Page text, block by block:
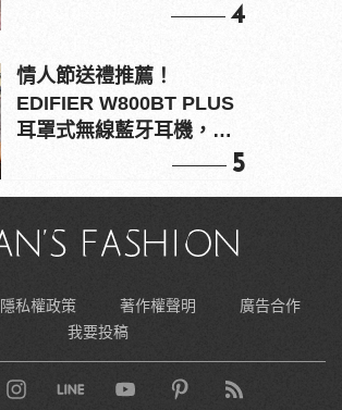
4
情人節送禮推薦！
EDIFIER W800BT PLUS
耳罩式無線藍牙耳機，在
5
隱私權政策 著作權聲明
廣告合作
我要投稿